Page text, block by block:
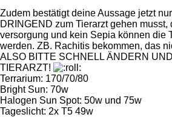
Zudem bestätigt deine Aussage jetzt
DRINGEND zum Tierarzt gehen
versorgung und kein Sepia können die
werden. ZB. Rachitis bekommen, das
ALSO BITTE SCHNELL ÄNDERN
TIERARZT!
Terrarium: 170/70/80
Bright Sun: 70w
Halogen Sun Spot: 50w und 75w
Tageslicht: 2x T5 49w